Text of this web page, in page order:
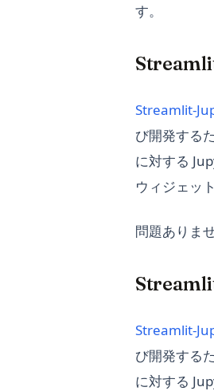
す。
Streamlit-
び開発する
に対する
ウィジェッ
問題ありま
Streamlit-
び開発する
に対する